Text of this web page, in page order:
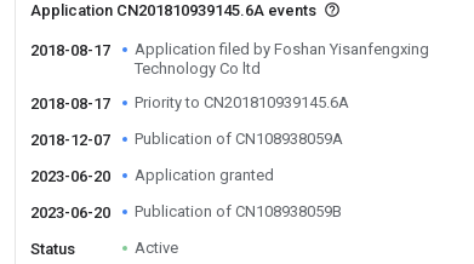
Application CN201810939145.6A events
2018-08-17
Application filed by Foshan Yisanfengxing
Technology Co ltd
2018-08-17
Priority to CN201810939145.6A
2018-12-07 Publication of CN108938059A
2023-06-20 Application granted
2023-06-20 Publication of CN108938059B
Status Active